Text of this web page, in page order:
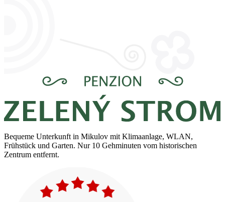
Bequeme Unterkunft in Mikulov mit Klimaanlage, WLAN,
Frühstück und Garten. Nur 10 Gehminuten vom historischen
Zentrum entfernt.